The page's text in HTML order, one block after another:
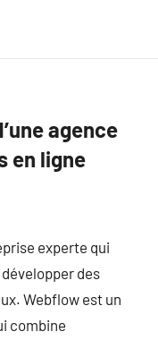
agence
en ligne
experte qui
des
Webflow est un
combine